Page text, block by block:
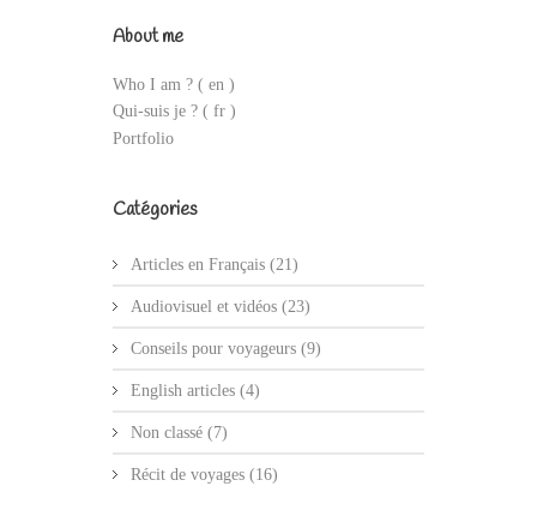
About me
Who I am ? ( en )
Qui-suis je ? ( fr )
Portfolio
Catégories
Articles en Français (21)
Audiovisuel et vidéos (23)
Conseils pour voyageurs (9)
English articles (4)
Non classé (7)
Récit de voyages (16)